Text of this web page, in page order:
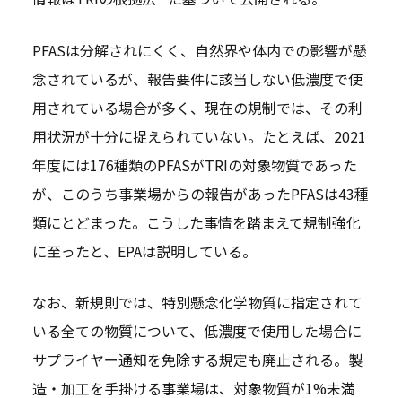
PFASは分解されにくく、自然界や体内での影響が懸
念されているが、報告要件に該当しない低濃度で使
用されている場合が多く、現在の規制では、その利
用状況が十分に捉えられていない。たとえば、2021
年度には176種類のPFASがTRIの対象物質であった
が、このうち事業場からの報告があったPFASは43種
類にとどまった。こうした事情を踏まえて規制強化
に至ったと、EPAは説明している。
なお、新規則では、特別懸念化学物質に指定されて
いる全ての物質について、低濃度で使用した場合に
サプライヤー通知を免除する規定も廃止される。製
造・加工を手掛ける事業場は、対象物質が1%未満